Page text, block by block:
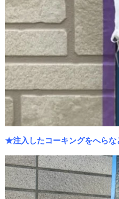
★注入したコーキングをへらな